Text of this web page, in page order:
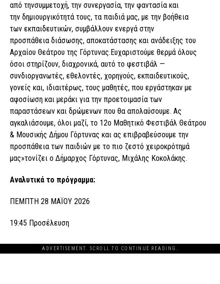
από τηνσυμμετοχή, την συνεργασία, την φαντασία και
την δημιουργικότητά τους, τα παιδιά μας, με την βοήθεια
των εκπαιδευτικών, συμβάλλουν ενεργά στην
προσπάθεια διάσωσης, αποκατάστασης και ανάδειξης του
Αρχαίου Θεάτρου της Γόρτυνας.Ευχαριστούμε θερμά όλους
όσοι στηρίζουν, διαχρονικά, αυτό το φεστιβάλ —
συνδιοργανωτές, εθελοντές, χορηγούς, εκπαιδευτικούς,
γονείς και, ιδιαιτέρως, τους μαθητές, που εργάστηκαν με
αφοσίωση και μεράκι για την προετοιμασία των
παραστάσεων και δρώμενων που θα απολαύσουμε. Ας
αγκαλιάσουμε, όλοι μαζί, το 12ο Μαθητικό Φεστιβάλ Θεάτρου
& Μουσικής Δήμου Γόρτυνας και ας επιβραβεύσουμε την
προσπάθεια των παιδιών με το πιο ζεστό χειροκρότημά
μας»τονίζει ο Δήμαρχος Γόρτυνας, Μιχάλης Κοκολάκης.
Αναλυτικά το πρόγραμμα:
ΠΕΜΠΤΗ 28 ΜΑΪΟΥ 2026
19:45 Προσέλευση
ADVERTISEMENT. SCROLL TO CONTINUE READING.